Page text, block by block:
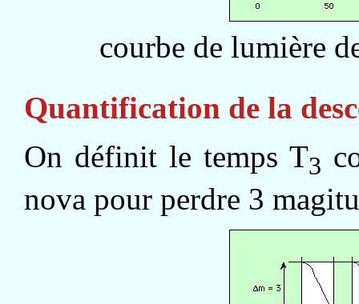
courbe de lumière
Quantification de la
On définit le temps T3
nova pour perdre 3